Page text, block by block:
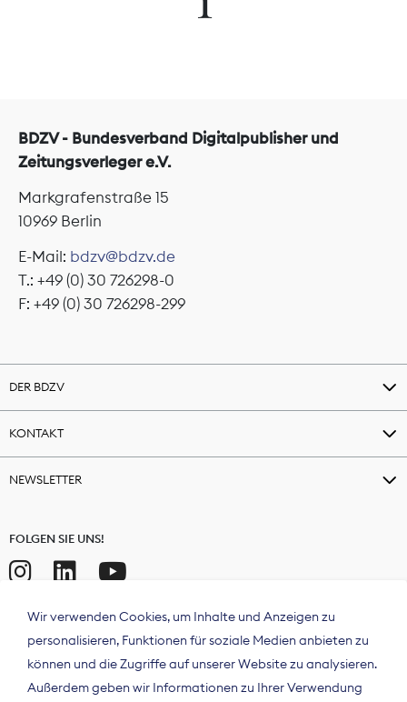
BDZV - Bundesverband Digitalpublisher und
Zeitungsverleger e.V.
Markgrafenstraße 15
10969 Berlin
E-Mail: bdzv@bdzv.de
T.: +49 (0) 30 726298-0
F: +49 (0) 30 726298-299
DER BDZV
KONTAKT
NEWSLETTER
FOLGEN SIE UNS!
Wir verwenden Cookies, um Inhalte und Anzeigen zu
personalisieren, Funktionen für soziale Medien anbieten zu
können und die Zugriffe auf unserer Website zu analysieren.
Außerdem geben wir Informationen zu Ihrer Verwendung